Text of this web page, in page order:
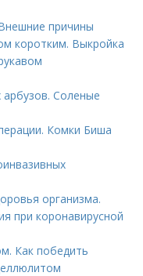
причины
коротким. Выкройка
Соленые
Комки Биша
организма.
при коронавирусной
Как победить